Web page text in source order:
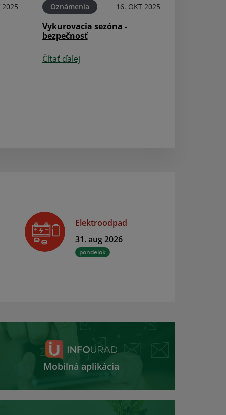
2025 Oznámenia 16. OKT 2025
Vykurovacia sezóna -
bezpečnosť
Čítať ďalej
Elektroodpad
31. aug 2026
pondelok
Mobilná aplikácia